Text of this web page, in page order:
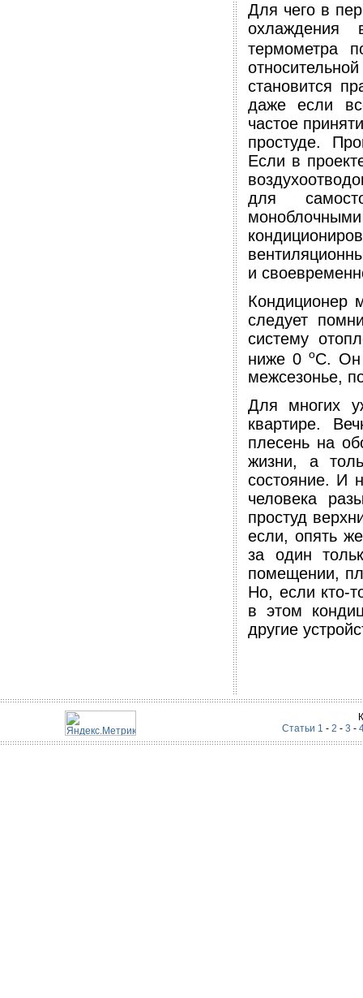
Для чего в
охлаждения
термометра
становится
даже если
частое
простуде.
Если в
для
и
Кондиционер
следует
систему
ниже 0oС. Он
межсезонье,
Для многих
квартире.
плесень на
жизни, а
состояние. И
человека
простуд
если, опять
за один
помещении,
Но, если кто-
в этом
другие
Статьи 1 - 2 - 3 -